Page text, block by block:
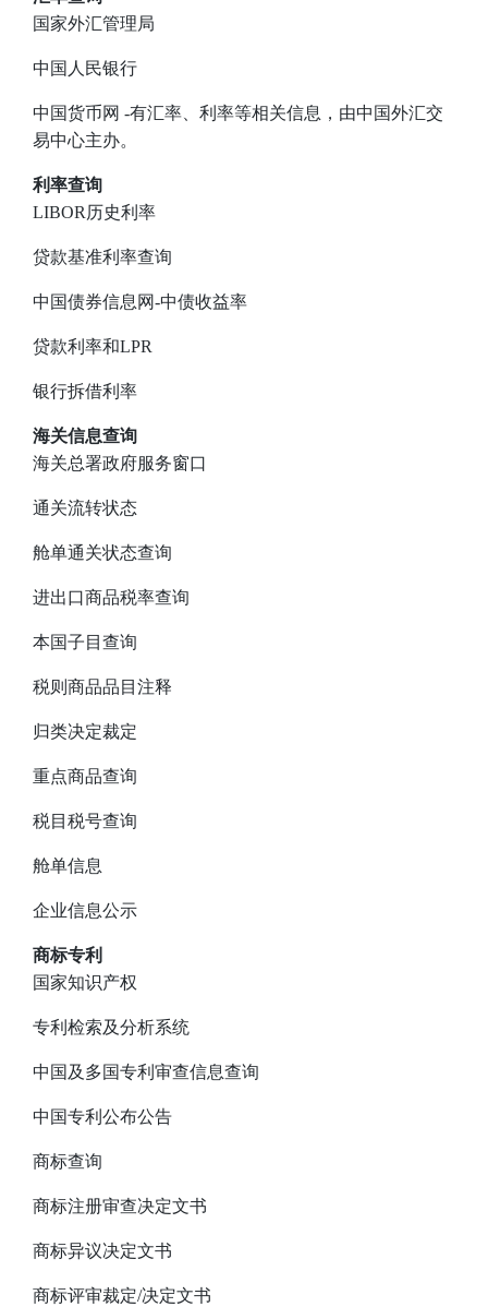
国家外汇管理局
中国人民银行
中国货币网 -有汇率、利率等相关信息，由中国外汇交
易中心主办。
利率查询
LIBOR历史利率
贷款基准利率查询
中国债券信息网-中债收益率
贷款利率和LPR
银行拆借利率
海关信息查询
海关总署政府服务窗口
通关流转状态
舱单通关状态查询
进出口商品税率查询
本国子目查询
税则商品品目注释
归类决定裁定
重点商品查询
税目税号查询
舱单信息
企业信息公示
商标专利
国家知识产权
专利检索及分析系统
中国及多国专利审查信息查询
中国专利公布公告
商标查询
商标注册审查决定文书
商标异议决定文书
商标评审裁定/决定文书